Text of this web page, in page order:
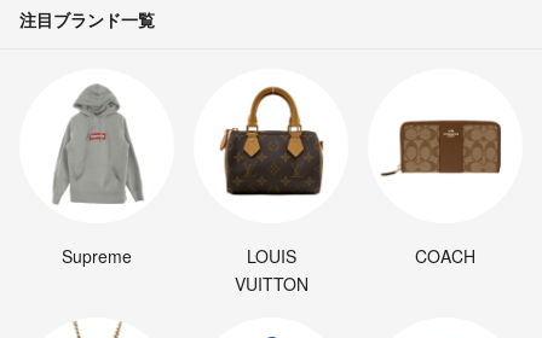
注目ブランド一覧
Supreme
LOUIS
VUITTON
COACH